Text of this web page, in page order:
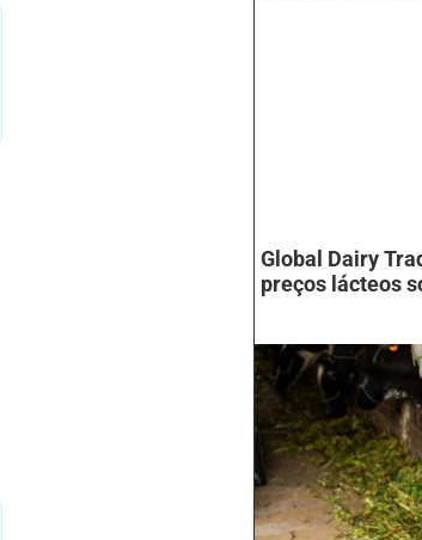
Global Dairy
preços lácteos